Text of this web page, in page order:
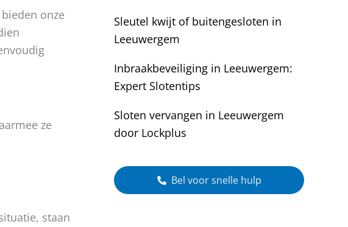
onze
ze
staan
Sleutel kwijt of buitengesloten in
Leeuwergem
Inbraakbeveiliging in Leeuwergem:
Expert Slotentips
Sloten vervangen in Leeuwergem
door Lockplus
Bel voor snelle hulp